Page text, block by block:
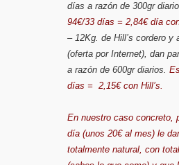
días a razón de 300gr
94€/33 días = 2,84€ día
– 12Kg. de Hill’s cordero y
(oferta por Internet), dan
a razón de 600gr diarios
días = 2,15€ con Hill’s.
En nuestro caso concreto,
día (unos 20€ al mes) le
totalmente natural, con